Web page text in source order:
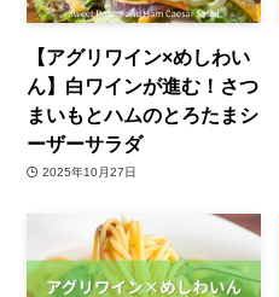
【アグリワイン×めしわい
ん】白ワインが進む！さつ
まいもとハムのとろたまシ
ーザーサラダ
2025年10月27日